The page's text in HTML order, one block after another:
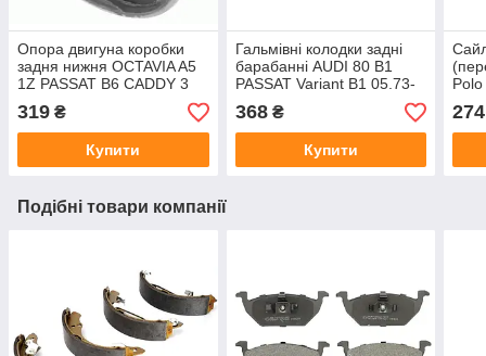
Опора двигуна коробки
задня нижня OCTAVIA A5
1Z PASSAT B6 CADDY 3
виробник Borsehung
Німеччина
319 ₴
Купити
Гальмівні колодки задні
барабанні AUDI 80 B1
PASSAT Variant B1 05.73-
07.80 виробник LPR Італія
368₴
Купити
274
Подібні товари компанії